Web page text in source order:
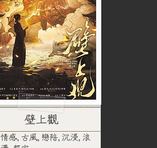
壁上觀
情感, 古風, 戀陪, 沉浸, 浪